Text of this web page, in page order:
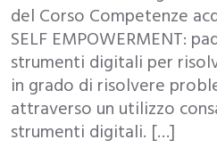
del Corso Competenze
SELF EMPOWERMENT:
strumenti digitali per
in grado di risolvere
attraverso un utilizzo
strumenti digitali. […]